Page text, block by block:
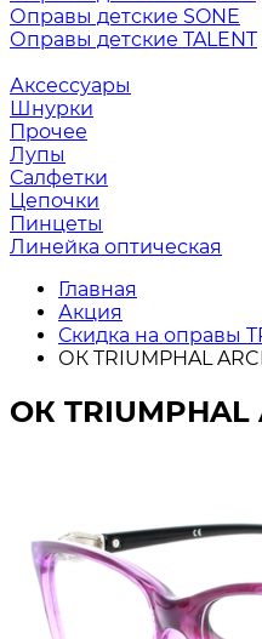
Оправы детские SONE
Оправы детские TALENT
Аксессуары
Шнурки
Прочее
Лупы
Салфетки
Цепочки
Пинцеты
Линейка оптическая
Главная
Акция
Скидка на оправы
ОК TRIUMPHAL
ОК TRIUMPHAL